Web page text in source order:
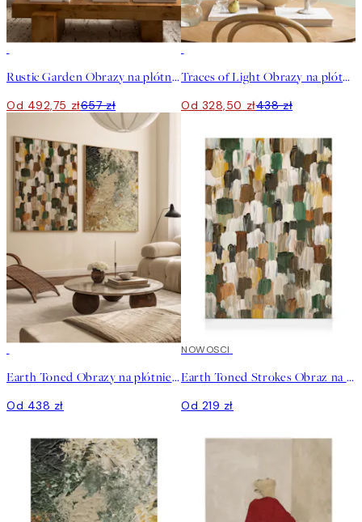
Rustic Garden Obrazy na płótnie Trio
Od 492,75 zł657 zł
Traces of Light Obrazy na płótnie Duo
Od 328,50 zł438 zł
Earth Toned Obrazy na płótnie Duo
Od 438 zł
NOWOSCI
Earth Toned Strokes Obraz na płótnie
Od 219 zł